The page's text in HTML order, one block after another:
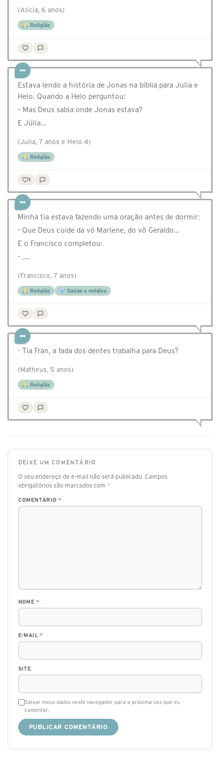
(Alicia, 6 anos)
Religião
Estava lendo a história de Jonas na bíblia para Julia e
Helo. Quando a Helo perguntou:
– Mas Deus sabia onde Jonas estava?
E Júlia…
(Julia, 7 anos e Helo 4)
Religião
1
Minha tia estava fazendo uma oração antes de dormir:
- Que Deus cuide da vó Marlene, do vô Geraldo...
E o Francisco completou:
- .…
(Francisco, 7 anos)
Religião Saúde e médico
- Tia Fran, a fada dos dentes trabalha para Deus?
(Matheus, 5 anos)
Religião
DEIXE UM COMENTÁRIO
O seu endereço de e-mail não será publicado. Campos
obrigatórios são marcados com *
COMENTÁRIO *
NOME *
E-MAIL*
SITE
Salvar meus dados neste navegador para a próxima vez que eu
comentar.